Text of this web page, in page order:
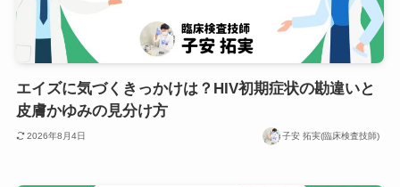
エイズに気づくきっかけは？HIV初期症状の勘違いと
皮膚かゆみの見分け方
2026年8月4日 子安 拓実(臨床検査技師)